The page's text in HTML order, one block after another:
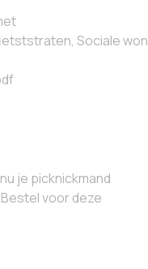
Sociale
je picknickmand
voor deze